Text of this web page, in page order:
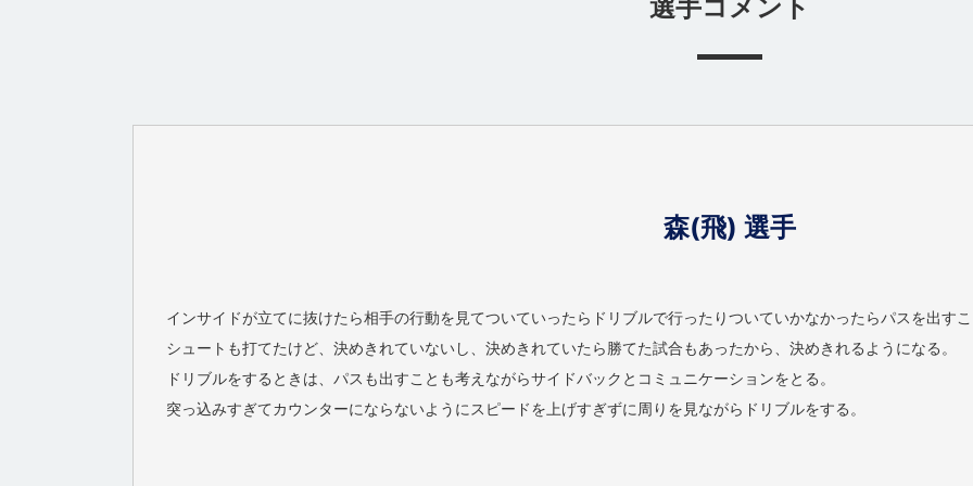
選手コメント
森(飛) 選手
インサイドが立てに抜けたら相手の行動を見てついていったらドリブルで行ったりついていかなかったらパスを出すこ
シュートも打てたけど、決めきれていないし、決めきれていたら勝てた試合もあったから、決めきれるようになる。
ドリブルをするときは、パスも出すことも考えながらサイドバックとコミュニケーションをとる。
突っ込みすぎてカウンターにならないようにスピードを上げすぎずに周りを見ながらドリブルをする。